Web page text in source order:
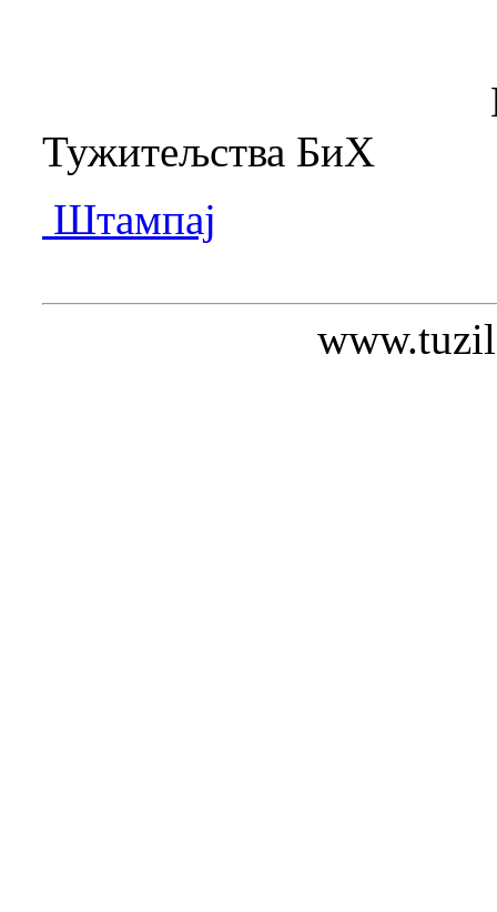
Главни
Тужитељства БиХ
Штампај